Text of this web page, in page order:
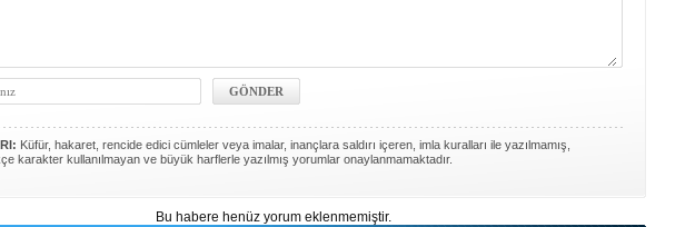
Küfür, hakaret, rencide edici cümleler veya imalar, inançlara saldırı içeren, imla kuralları ile yazılmamış,
karakter kullanılmayan ve büyük harflerle yazılmış yorumlar onaylanmamaktadır.
Bu habere henüz yorum eklenmemiştir.